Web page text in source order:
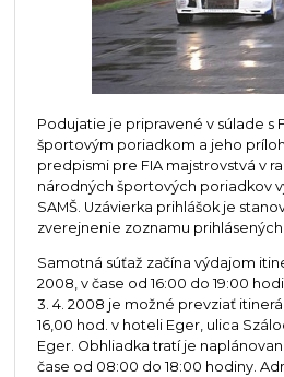
Podujatie je pripravené v súlade s
športovým poriadkom a jeho
predpismi pre FIA majstrovstvá v
národných športových poriadkov
SAMŠ. Uzávierka prihlášok je
zverejnenie zoznamu prihlásených
Samotná súťaž začína výdajom
2008, v čase od 16:00 do 19:00
3. 4. 2008 je možné prevziať
16,00 hod. v hoteli Eger, ulica
Eger. Obhliadka tratí je
čase od 08:00 do 18:00 hodiny.